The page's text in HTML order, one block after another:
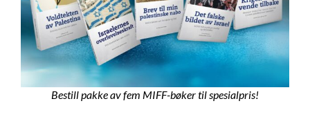
Bestill pakke av fem MIFF-bøker til spesialpris!